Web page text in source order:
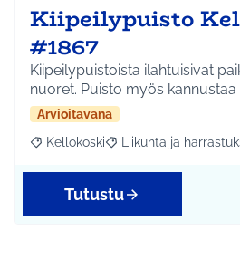
Kiipeilypuisto
#1867
Kiipeilypuistoista ilahtuisivat
nuoret. Puisto myös
Arvioitavana
Rajaa tulokset aihepiirin mukaan:
Kellokoski Rajaa tulokset
Liikunta ja
Tutustu